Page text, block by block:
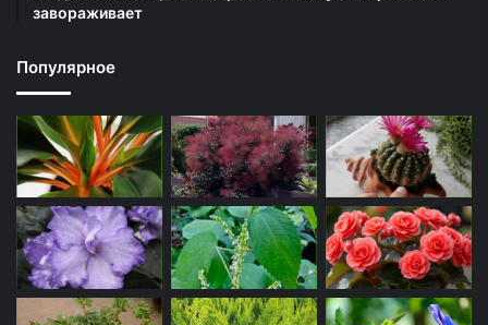
завораживает
Популярное